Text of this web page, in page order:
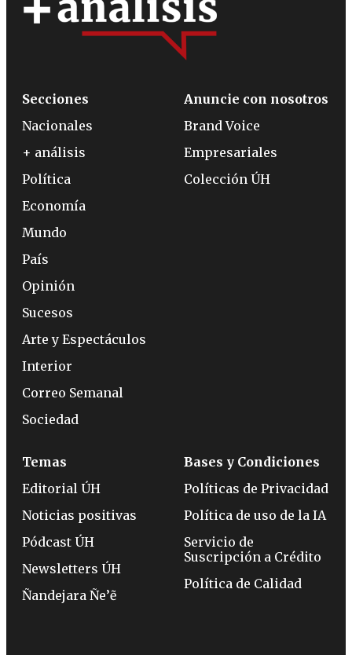
Secciones
Nacionales
+ análisis
Política
Economía
Mundo
País
Opinión
Sucesos
Arte y Espectáculos
Interior
Correo Semanal
Sociedad
Anuncie con nosotros
Brand Voice
Empresariales
Colección ÚH
Temas
Editorial ÚH
Noticias positivas
Pódcast ÚH
Newsletters ÚH
Ñandejara Ñe’ẽ
Bases y Condiciones
Políticas de Privacidad
Política de uso de la IA
Servicio de
Suscripción a Crédito
Política de Calidad